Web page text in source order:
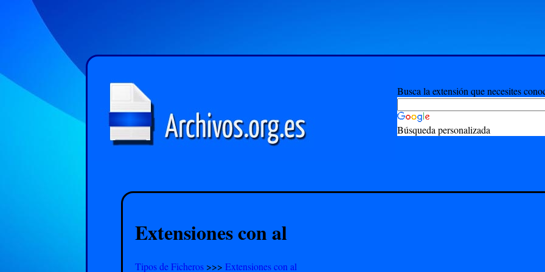
Busca la extensión que necesites
Búsqueda personalizada
Extensiones con al
Tipos de Ficheros >>> Extensiones con al